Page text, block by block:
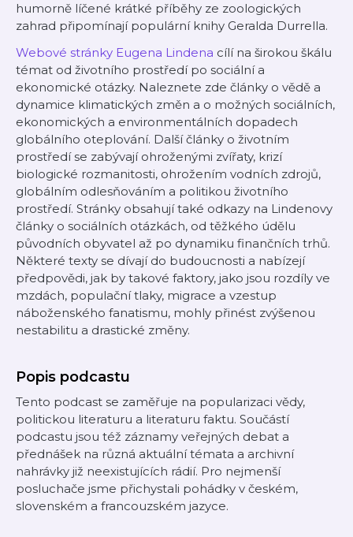
humorně líčené krátké příběhy ze zoologických
zahrad připomínají populární knihy Geralda Durrella.
Webové stránky Eugena Lindena cílí na širokou škálu
témat od životního prostředí po sociální a
ekonomické otázky. Naleznete zde články o vědě a
dynamice klimatických změn a o možných sociálních,
ekonomických a environmentálních dopadech
globálního oteplování. Další články o životním
prostředí se zabývají ohroženými zvířaty, krizí
biologické rozmanitosti, ohrožením vodních zdrojů,
globálním odlesňováním a politikou životního
prostředí. Stránky obsahují také odkazy na Lindenovy
články o sociálních otázkách, od těžkého údělu
původních obyvatel až po dynamiku finančních trhů.
Některé texty se dívají do budoucnosti a nabízejí
předpovědi, jak by takové faktory, jako jsou rozdíly ve
mzdách, populační tlaky, migrace a vzestup
náboženského fanatismu, mohly přinést zvýšenou
nestabilitu a drastické změny.
Popis podcastu
Tento podcast se zaměřuje na popularizaci vědy,
politickou literaturu a literaturu faktu. Součástí
podcastu jsou též záznamy veřejných debat a
přednášek na různá aktuální témata a archivní
nahrávky již neexistujících rádií. Pro nejmenší
posluchače jsme přichystali pohádky v českém,
slovenském a francouzském jazyce.